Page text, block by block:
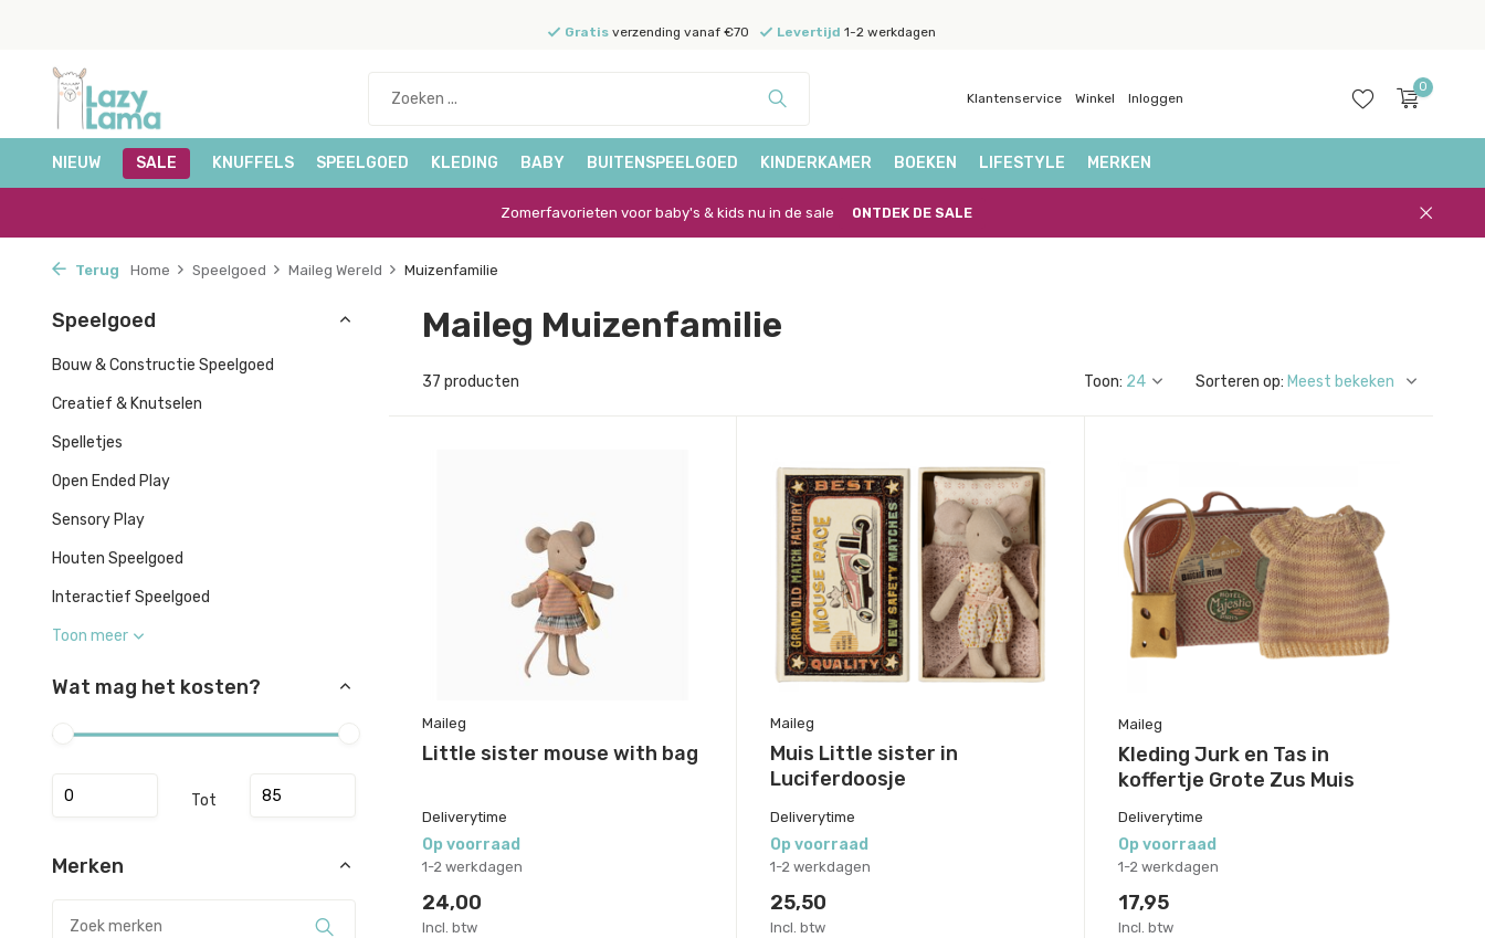
Gratisverzending vanaf €70 Levertijd 1-2 werkdagen
Klantenservice Winkel Inloggen
0
NIEUW SALE KNUFFELS SPEELGOED KLEDING BABY BUITENSPEELGOED KINDERKAMER BOEKEN LIFESTYLE MERKEN
Zomerfavorieten voor baby's & kids nu in de sale ONTDEK DE SALE
Terug Home Speelgoed Maileg Wereld Muizenfamilie
Speelgoed
Bouw & Constructie Speelgoed
Creatief & Knutselen
Spelletjes
Open Ended Play
Sensory Play
Houten Speelgoed
Interactief Speelgoed
Toon meer
Wat mag het kosten?
Tot
Merken
Maileg Muizenfamilie
37 producten Toon: Sorteren op:
Maileg
Little sister mouse with bag
Deliverytime
Op voorraad
1-2 werkdagen
24,00
Incl. btw
Maileg
Muis Little sister in
Luciferdoosje
Deliverytime
Op voorraad
1-2 werkdagen
25,50
Incl. btw
Maileg
Kleding Jurk en Tas in
koffertje Grote Zus Muis
Deliverytime
Op voorraad
1-2 werkdagen
17,95
Incl. btw